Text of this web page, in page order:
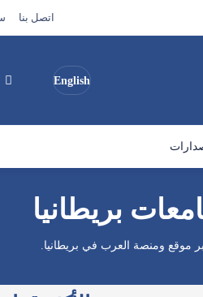
اتصل بنا
English
بريطانيا
موقع ومنصة العرب في بريطانيا.